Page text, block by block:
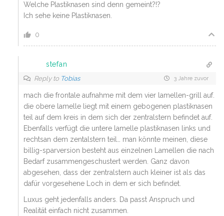
Welche Plastiknasen sind denn gemeint?!?
Ich sehe keine Plastiknasen.
0
stefan
Reply to Tobias 3 Jahre zuvor
mach die frontale aufnahme mit dem vier lamellen-grill auf.
die obere lamelle liegt mit einem gebogenen plastiknasen
teil auf dem kreis in dem sich der zentralstern befindet auf.
Ebenfalls verfügt die untere lamelle plastiknasen links und
rechtsan dem zentalstern teil… man könnte meinen, diese
billig-sparversion besteht aus einzelnen Lamellen die nach
Bedarf zusammengeschustert werden. Ganz davon
abgesehen, dass der zentralstern auch kleiner ist als das
dafür vorgesehene Loch in dem er sich befindet.
Luxus geht jedenfalls anders. Da passt Anspruch und
Realität einfach nicht zusammen.